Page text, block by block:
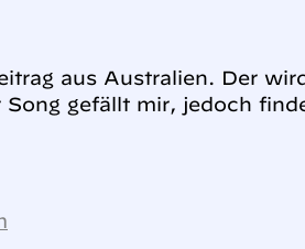
aus Australien. Der
Song gefällt mir, jedoch